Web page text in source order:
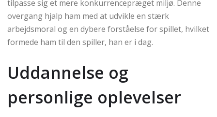
tilpasse sig et mere konkurrencepræget miljø. Denne
overgang hjalp ham med at udvikle en stærk
arbejdsmoral og en dybere forståelse for spillet, hvilket
formede ham til den spiller, han er i dag.
Uddannelse og
personlige oplevelser